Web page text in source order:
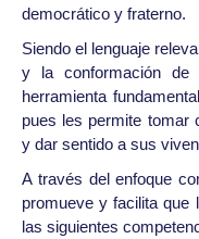
democrático y fraterno.
Siendo el lenguaje
y la conformación de
herramienta
pues les permite tomar
y dar sentido a sus
A través del enfoque
promueve y facilita que
las siguientes